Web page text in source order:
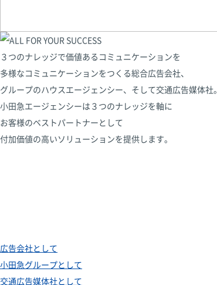
３つのナレッジで価値あるコミュニケーションを
多様なコミュニケーションをつくる総合広告会社、
グループのハウスエージェンシー、そして交通広告媒体社。
小田急エージェンシーは３つのナレッジを軸に
お客様のベストパートナーとして
付加価値の高いソリューションを提供します。
広告会社として
小田急グループとして
交通広告媒体社として